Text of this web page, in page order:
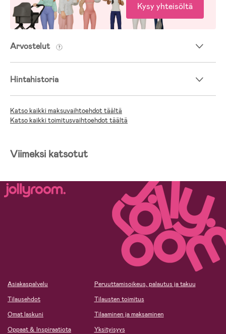
Kysy yhteisöltä
Arvostelut
Hintahistoria
Katso kaikki maksuvaihtoehdot täältä
Katso kaikki toimitusvaihtoehdot täältä
Viimeksi katsotut
Asiakaspalvelu
Tilausehdot
Omat laskuni
Oppaat & Inspiraatiota
Peruuttamisoikeus, palautus ja takuu
Tilausten toimitus
Tilaaminen ja maksaminen
Yksityisyys